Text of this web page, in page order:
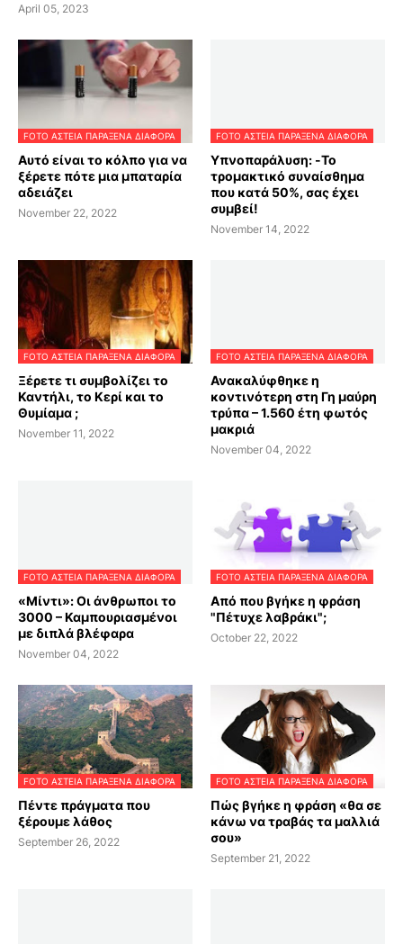
April 05, 2023
FOTO ΑΣΤΕΙΑ ΠΑΡΑΞΕΝΑ ΔΙΑΦΟΡΑ
Αυτό είναι το κόλπο για να
ξέρετε πότε μια μπαταρία
αδειάζει
November 22, 2022
FOTO ΑΣΤΕΙΑ ΠΑΡΑΞΕΝΑ ΔΙΑΦΟΡΑ
Υπνοπαράλυση: -Το
τρομακτικό συναίσθημα
που κατά 50%, σας έχει
συμβεί!
November 14, 2022
FOTO ΑΣΤΕΙΑ ΠΑΡΑΞΕΝΑ ΔΙΑΦΟΡΑ
Ξέρετε τι συμβολίζει το
Καντήλι, το Κερί και το
Θυμίαμα ;
November 11, 2022
FOTO ΑΣΤΕΙΑ ΠΑΡΑΞΕΝΑ ΔΙΑΦΟΡΑ
Ανακαλύφθηκε η
κοντινότερη στη Γη μαύρη
τρύπα – 1.560 έτη φωτός
μακριά
November 04, 2022
FOTO ΑΣΤΕΙΑ ΠΑΡΑΞΕΝΑ ΔΙΑΦΟΡΑ
«Μίντι»: Oι άνθρωποι το
3000 – Καμπουριασμένοι
με διπλά βλέφαρα
November 04, 2022
FOTO ΑΣΤΕΙΑ ΠΑΡΑΞΕΝΑ ΔΙΑΦΟΡΑ
Από που βγήκε η φράση
"Πέτυχε λαβράκι";
October 22, 2022
FOTO ΑΣΤΕΙΑ ΠΑΡΑΞΕΝΑ ΔΙΑΦΟΡΑ
Πέντε πράγματα που
ξέρουμε λάθος
September 26, 2022
FOTO ΑΣΤΕΙΑ ΠΑΡΑΞΕΝΑ ΔΙΑΦΟΡΑ
Πώς βγήκε η φράση «θα σε
κάνω να τραβάς τα μαλλιά
σου»
September 21, 2022